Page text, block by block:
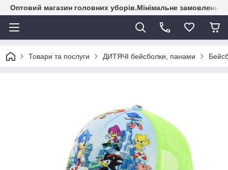
Оптовий магазин головних уборів.Мінімальне замовлення
Товари та послуги ДИТЯЧІ бейсболки, панами